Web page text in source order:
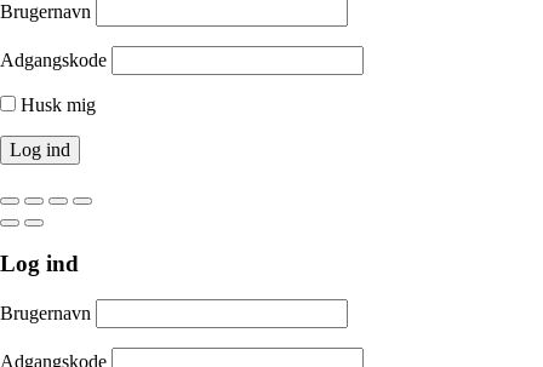
Brugernavn
Adgangskode
Husk mig
Log ind
Brugernavn
Adgangskode